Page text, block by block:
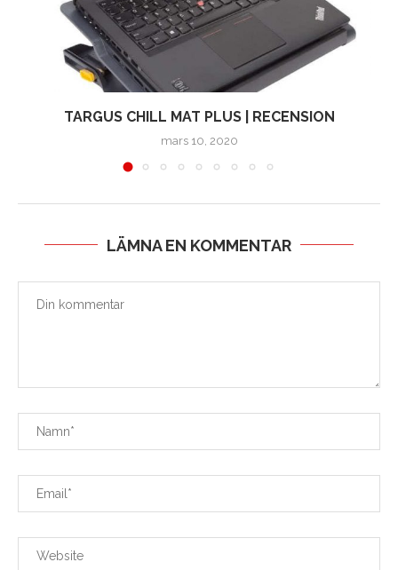
TARGUS CHILL MAT PLUS | RECENSION
mars 10, 2020
LÄMNA EN KOMMENTAR